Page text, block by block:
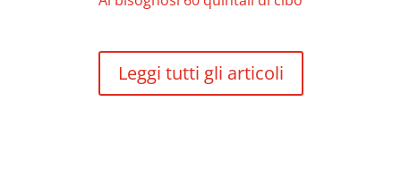
Leggi tutti gli articoli